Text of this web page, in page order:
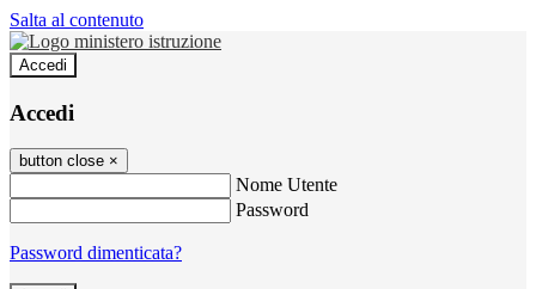
Salta al contenuto
Accedi
Accedi
button close ×
Nome Utente
Password
Password dimenticata?